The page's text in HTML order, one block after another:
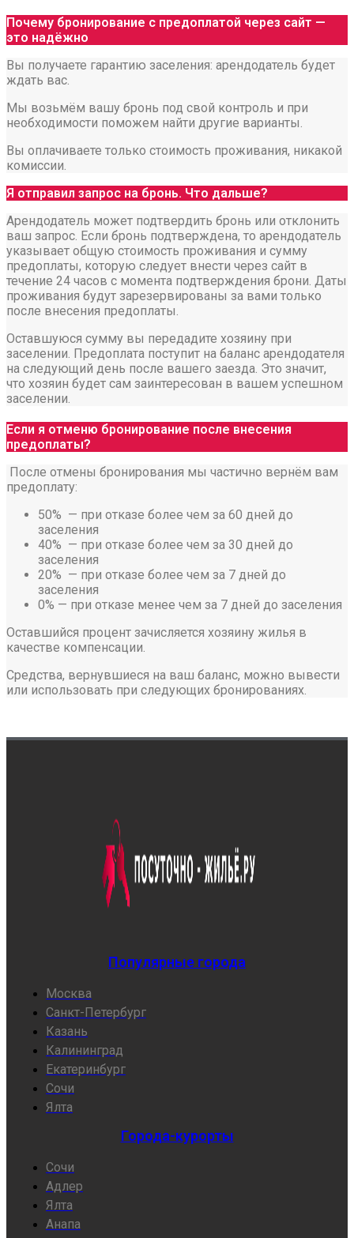
Почему бронирование с предоплатой через сайт —
это надёжно
Вы получаете гарантию заселения: арендодатель будет
ждать вас.
Мы возьмём вашу бронь под свой контроль и при
необходимости поможем найти другие варианты.
Вы оплачиваете только стоимость проживания, никакой
комиссии.
Я отправил запрос на бронь. Что дальше?
Арендодатель может подтвердить бронь или отклонить
ваш запрос. Если бронь подтверждена, то арендодатель
указывает общую стоимость проживания и сумму
предоплаты, которую следует внести через сайт в
течение 24 часов с момента подтверждения брони. Даты
проживания будут зарезервированы за вами только
после внесения предоплаты.
Оставшуюся сумму вы передадите хозяину при
заселении. Предоплата поступит на баланс арендодателя
на следующий день после вашего заезда. Это значит,
что хозяин будет сам заинтересован в вашем успешном
заселении.
Если я отменю бронирование после внесения
предоплаты?
После отмены бронирования мы частично вернём вам
предоплату:
50% — при отказе более чем за 60 дней до
заселения
40% — при отказе более чем за 30 дней до
заселения
20% — при отказе более чем за 7 дней до
заселения
0% — при отказе менее чем за 7 дней до заселения
Оставшийся процент зачисляется хозяину жилья в
качестве компенсации.
Средства, вернувшиеся на ваш баланс, можно вывести
или использовать при следующих бронированиях.
Популярные города
Москва
Санкт-Петербург
Казань
Калининград
Екатеринбург
Сочи
Ялта
Города-курорты
Сочи
Адлер
Ялта
Анапа